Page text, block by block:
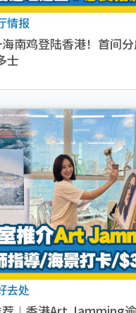
情报
南鸡登陆香港！首间
士
去处